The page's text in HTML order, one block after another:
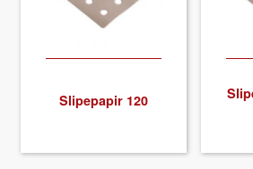
Slipepa­pir 120